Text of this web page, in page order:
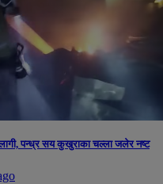
पन्ध्र सय कुखुराका चल्ला जलेर नष्ट